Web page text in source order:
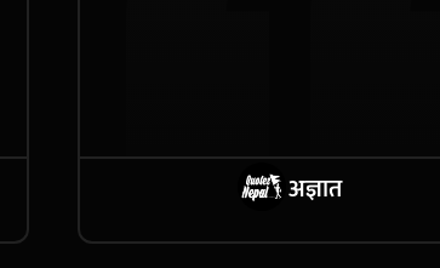
अज्ञात